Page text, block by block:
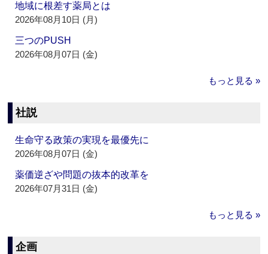
地域に根差す薬局とは
2026年08月10日 (月)
三つのPUSH
2026年08月07日 (金)
もっと見る »
社説
生命守る政策の実現を最優先に
2026年08月07日 (金)
薬価逆ざや問題の抜本的改革を
2026年07月31日 (金)
もっと見る »
企画